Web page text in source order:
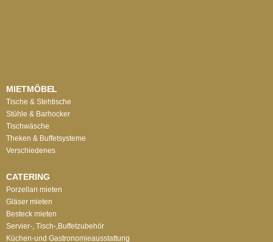
MIETMÖBEL
Tische & Stehtische
Stühle & Barhocker
Tischwäsche
Theken & Buffetsysteme
Verschiedenes
CATERING
Porzellan mieten
Gläser mieten
Besteck mieten
Servier-, Tisch-,Buffetzubehör
Küchen-und Gastronomieausstattung